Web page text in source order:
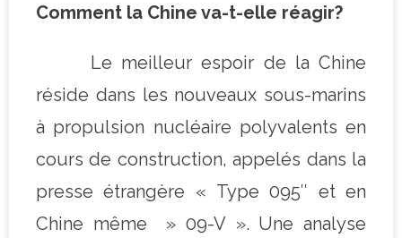
Comment la Chine va-t-elle réagir?
Le meilleur espoir de la Chine
réside dans les nouveaux sous-marins
à propulsion nucléaire polyvalents en
cours de construction, appelés dans la
presse étrangère « Type 095″ et en
Chine même » 09-V ». Une analyse